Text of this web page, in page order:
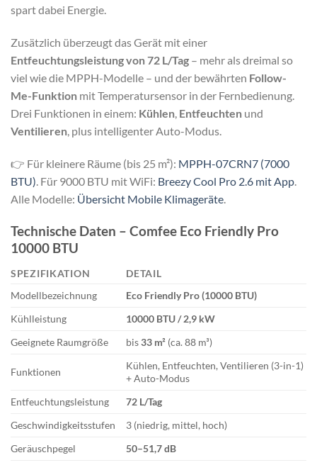
spart dabei Energie.
Zusätzlich überzeugt das Gerät mit einer
Entfeuchtungsleistung von 72 L/Tag – mehr als dreimal so
viel wie die MPPH-Modelle – und der bewährten Follow-
Me-Funktion mit Temperatursensor in der Fernbedienung.
Drei Funktionen in einem: Kühlen, Entfeuchten und
Ventilieren, plus intelligenter Auto-Modus.
👉 Für kleinere Räume (bis 25 m²): MPPH-07CRN7 (7000
BTU). Für 9000 BTU mit WiFi: Breezy Cool Pro 2.6 mit App.
Alle Modelle: Übersicht Mobile Klimageräte.
Technische Daten – Comfee Eco Friendly Pro
10000 BTU
SPEZIFIKATION
DETAIL
Modellbezeichnung
Eco Friendly Pro (10000 BTU)
Kühlleistung
10000 BTU / 2,9 kW
Geeignete Raumgröße
bis33 m² (ca. 88 m³)
Funktionen
Kühlen, Entfeuchten, Ventilieren (3-in-1)
+ Auto-Modus
Entfeuchtungsleistung
72 L/Tag
Geschwindigkeitsstufen
3 (niedrig, mittel, hoch)
Geräuschpegel
50–51,7 dB